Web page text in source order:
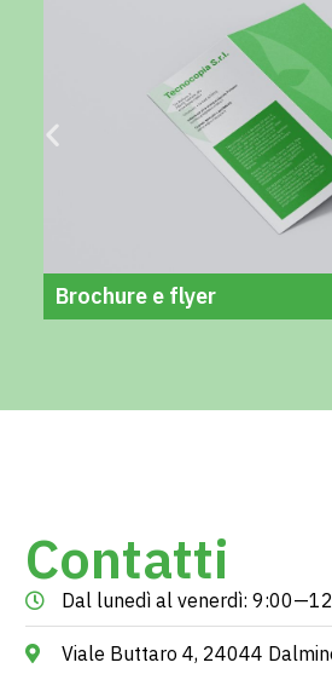
Brochure e flyer
Contatti
Dal lunedì al venerdì:
Viale Buttaro 4, 24044